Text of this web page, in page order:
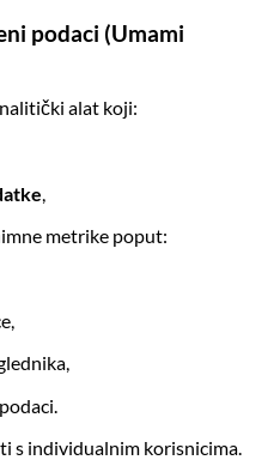
podaci (Umami
alat koji:
metrike poput:
s individualnim korisnicima.